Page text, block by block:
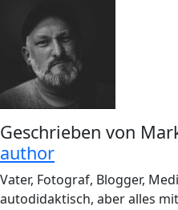
Geschrieben von
author
Vater, Fotograf, Blogger,
autodidaktisch, aber alles